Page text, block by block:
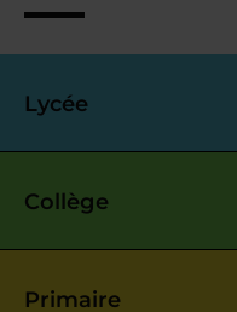
Lycée
Collège
Primaire